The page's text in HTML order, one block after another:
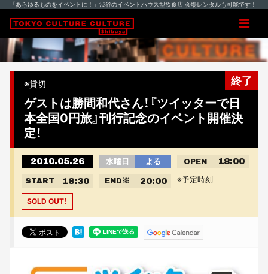
「あらゆるものをイベントに！」渋谷のイベントハウス型飲食店 会場レンタルも可能です！
終了
※貸切
ゲストは勝間和代さん！『ツイッターで日
本全国0円旅』刊行記念のイベント開催決
定！
2010.05.26 水曜日 よる OPEN 18:00
START 18:30 END ※ 20:00 ※予定時刻
SOLD OUT！